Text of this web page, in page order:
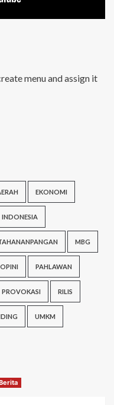
menu and assign it
EKONOMI
INDONESIA
MBG
OPINI PAHLAWAN
PROVOKASI RILIS
UMKM